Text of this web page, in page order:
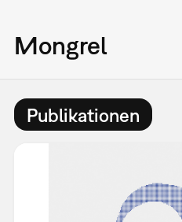
Mongrel
Publikationen